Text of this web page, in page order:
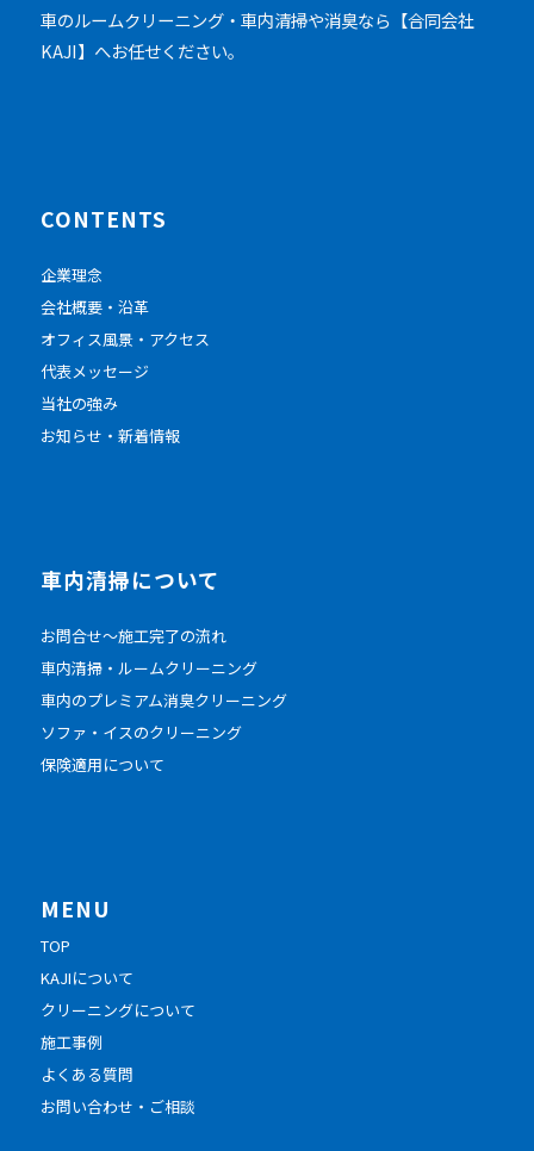
車のルームクリーニング・車内清掃や消臭なら【合同会社
KAJI】へお任せください。
CONTENTS
企業理念
会社概要・沿革
オフィス風景・アクセス
代表メッセージ
当社の強み
お知らせ・新着情報
車内清掃について
お問合せ～施工完了の流れ
車内清掃・ルームクリーニング
車内のプレミアム消臭クリーニング
ソファ・イスのクリーニング
保険適用について
MENU
TOP
KAJIについて
クリーニングについて
施工事例
よくある質問
お問い合わせ・ご相談